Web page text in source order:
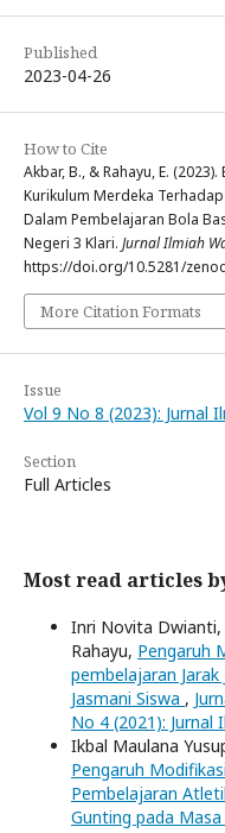
Published
2023-04-26
How to Cite
Akbar, B., & Rahayu, E.
Kurikulum Merdeka
Dalam Pembelajaran Bola
Negeri 3 Klari. Jurnal Ilmiah
https://doi.org/10.5281/
More Citation Formats
Issue
Vol 9 No 8 (2023): Jurnal
Section
Full Articles
Most read articles
Inri Novita Dwianti,
Rahayu, Pengaruh
pembelajaran
Jasmani Siswa ,
No 4 (2021): Jurnal
Ikbal Maulana
Pengaruh
Pembelajaran
Gunting pada